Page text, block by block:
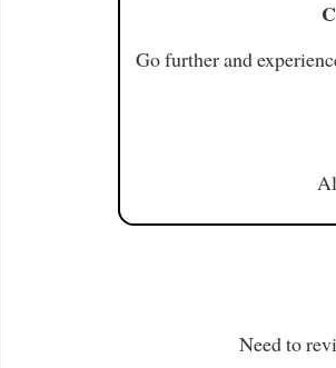
Go further and
Need to